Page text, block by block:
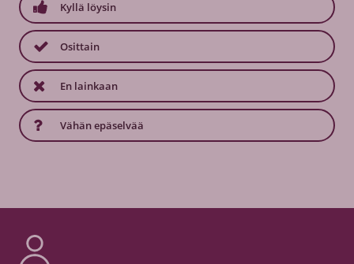
Kyllä löysin
Osittain
En lainkaan
Vähän epäselvää